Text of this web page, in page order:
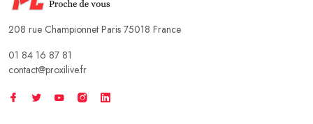
208 rue Championnet Paris 75018 France
01 84 16 87 81
contact@proxilive.fr